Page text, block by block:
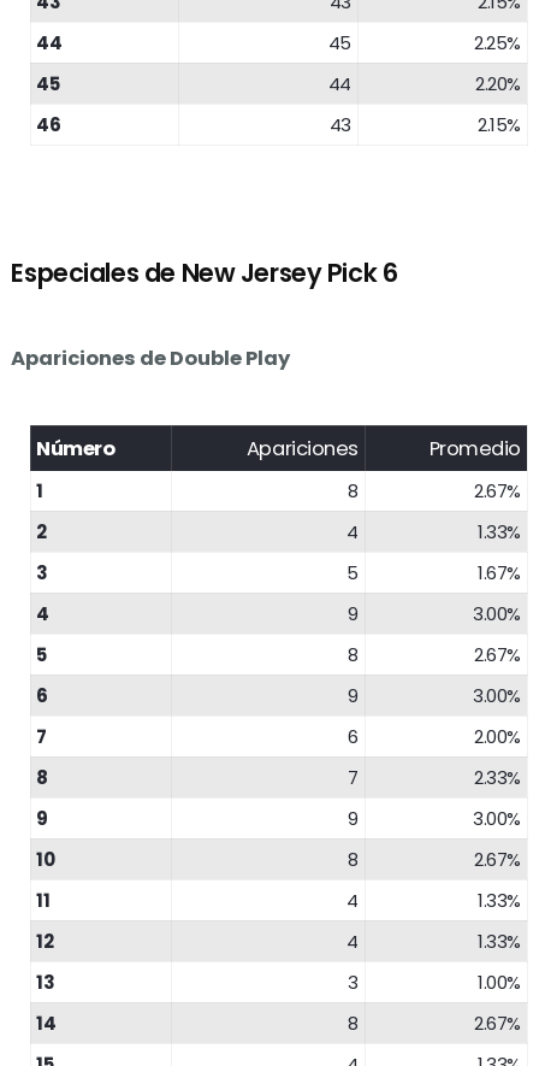
44
45
2.25%
45
44
2.20%
46
43 2.15%
Especiales de New Jersey Pick 6
Apariciones de Double Play
Número Apariciones Promedio
1 8
2.67%
2
4
1.33%
3
5
1.67%
4
9
3.00%
5
8
2.67%
6
9
3.00%
7
6
2.00%
8
7
2.33%
9
9
3.00%
10
8
2.67%
11
4
1.33%
12
4
1.33%
13
3
1.00%
14
8
2.67%